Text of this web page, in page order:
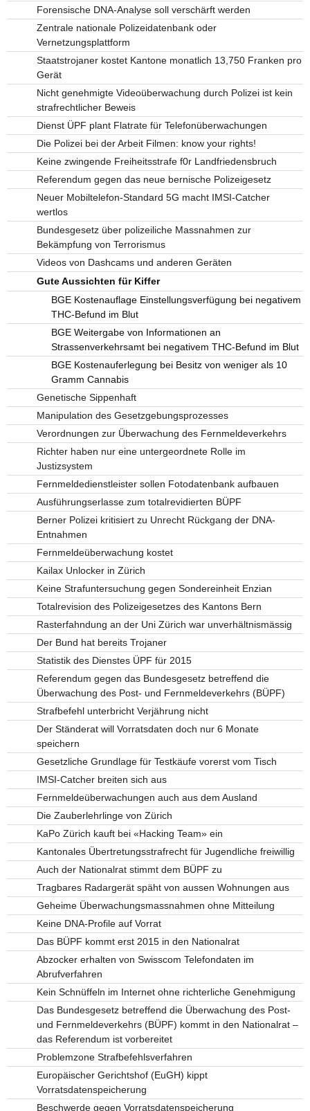
Forensische DNA-Analyse soll verschärft werden
Zentrale nationale Polizeidatenbank oder
Vernetzungsplattform
Staatstrojaner kostet Kantone monatlich 13,750 Franken pro
Gerät
Nicht genehmigte Videoüberwachung durch Polizei ist kein
strafrechtlicher Beweis
Dienst ÜPF plant Flatrate für Telefonüberwachungen
Die Polizei bei der Arbeit Filmen: know your rights!
Keine zwingende Freiheitsstrafe f0r Landfriedensbruch
Referendum gegen das neue bernische Polizeigesetz
Neuer Mobiltelefon-Standard 5G macht IMSI-Catcher
wertlos
Bundesgesetz über polizeiliche Massnahmen zur
Bekämpfung von Terrorismus
Videos von Dashcams und anderen Geräten
Gute Aussichten für Kiffer
BGE Kostenauflage Einstellungsverfügung bei negativem
THC-Befund im Blut
BGE Weitergabe von Informationen an
Strassenverkehrsamt bei negativem THC-Befund im Blut
BGE Kostenauferlegung bei Besitz von weniger als 10
Gramm Cannabis
Genetische Sippenhaft
Manipulation des Gesetzgebungsprozesses
Verordnungen zur Überwachung des Fernmeldeverkehrs
Richter haben nur eine untergeordnete Rolle im
Justizsystem
Fernmeldedienstleister sollen Fotodatenbank aufbauen
Ausführungserlasse zum totalrevidierten BÜPF
Berner Polizei kritisiert zu Unrecht Rückgang der DNA-
Entnahmen
Fernmeldeüberwachung kostet
Kailax Unlocker in Zürich
Keine Strafuntersuchung gegen Sondereinheit Enzian
Totalrevision des Polizeigesetzes des Kantons Bern
Rasterfahndung an der Uni Zürich war unverhältnismässig
Der Bund hat bereits Trojaner
Statistik des Dienstes ÜPF für 2015
Referendum gegen das Bundesgesetz betreffend die
Überwachung des Post- und Fernmeldeverkehrs (BÜPF)
Strafbefehl unterbricht Verjährung nicht
Der Ständerat will Vorratsdaten doch nur 6 Monate
speichern
Gesetzliche Grundlage für Testkäufe vorerst vom Tisch
IMSI-Catcher breiten sich aus
Fernmeldeüberwachungen auch aus dem Ausland
Die Zauberlehrlinge von Zürich
KaPo Zürich kauft bei «Hacking Team» ein
Kantonales Übertretungsstrafrecht für Jugendliche freiwillig
Auch der Nationalrat stimmt dem BÜPF zu
Tragbares Radargerät späht von aussen Wohnungen aus
Geheime Überwachungsmassnahmen ohne Mitteilung
Keine DNA-Profile auf Vorrat
Das BÜPF kommt erst 2015 in den Nationalrat
Abzocker erhalten von Swisscom Telefondaten im
Abrufverfahren
Kein Schnüffeln im Internet ohne richterliche Genehmigung
Das Bundesgesetz betreffend die Überwachung des Post-
und Fernmeldeverkehrs (BÜPF) kommt in den Nationalrat –
das Referendum ist vorbereitet
Problemzone Strafbefehlsverfahren
Europäischer Gerichtshof (EuGH) kippt
Vorratsdatenspeicherung
Beschwerde gegen Vorratsdatenspeicherung